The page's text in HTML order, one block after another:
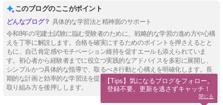
このブログのここがポイント
具体的な学習法と精神面のサポート
令和8年の宅建士試験に臨む受験者のために、戦略的な学習の進め方や心構
えを丁寧に解説します。合格を確実にするためのポイントを押さえるとと
もに、自己肯定感やモチベーション維持を促すエールも添えられていま
す。初心者から経験者までに役立つ実践的なアドバイスを多彩に展開し、
シンプルかつ具体的な指導で、取るべき行動と心構えを明確化します。長
期的な計画と効率的な学習法を提案しながら、前向きな気持ちと積極的な
取り組み方を後押しします。
【Tips】気になるブログをフォロー。
登録不要。更新を逃さずキャッチ！
閉じる